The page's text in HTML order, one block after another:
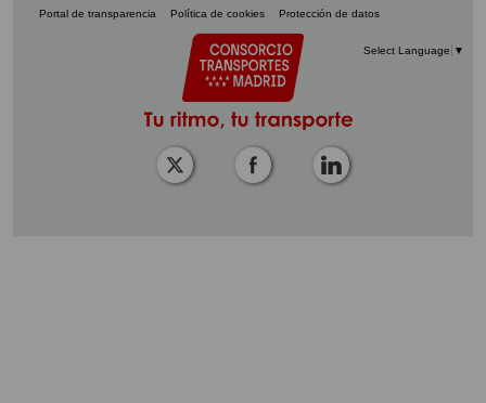
Portal de transparencia Política de cookies Protección de datos
Select Language ▼